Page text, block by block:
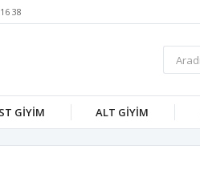
38
GİYİM ALT GİYİM